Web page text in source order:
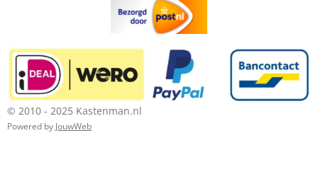
© 2010 - 2025 Kastenman.nl
Powered by JouwWeb